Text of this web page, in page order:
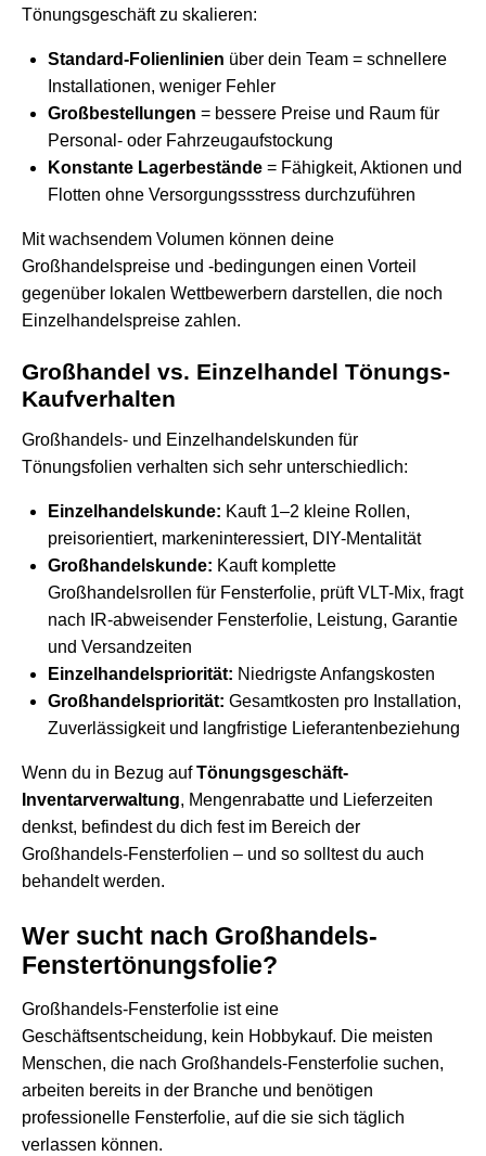
Tönungsgeschäft zu skalieren:
Standard-Folienlinien über dein Team = schnellere
Installationen, weniger Fehler
Großbestellungen = bessere Preise und Raum für
Personal- oder Fahrzeugaufstockung
Konstante Lagerbestände = Fähigkeit, Aktionen und
Flotten ohne Versorgungssstress durchzuführen
Mit wachsendem Volumen können deine
Großhandelspreise und -bedingungen einen Vorteil
gegenüber lokalen Wettbewerbern darstellen, die noch
Einzelhandelspreise zahlen.
Großhandel vs. Einzelhandel Tönungs-
Kaufverhalten
Großhandels- und Einzelhandelskunden für
Tönungsfolien verhalten sich sehr unterschiedlich:
Einzelhandelskunde: Kauft 1–2 kleine Rollen,
preisorientiert, markeninteressiert, DIY-Mentalität
Großhandelskunde: Kauft komplette
Großhandelsrollen für Fensterfolie, prüft VLT-Mix, fragt
nach IR-abweisender Fensterfolie, Leistung, Garantie
und Versandzeiten
Einzelhandelspriorität: Niedrigste Anfangskosten
Großhandelspriorität: Gesamtkosten pro Installation,
Zuverlässigkeit und langfristige Lieferantenbeziehung
Wenn du in Bezug aufTönungsgeschäft-
Inventarverwaltung, Mengenrabatte und Lieferzeiten
denkst, befindest du dich fest im Bereich der
Großhandels-Fensterfolien – und so solltest du auch
behandelt werden.
Wer sucht nach Großhandels-
Fenstertönungsfolie?
Großhandels-Fensterfolie ist eine
Geschäftsentscheidung, kein Hobbykauf. Die meisten
Menschen, die nach Großhandels-Fensterfolie suchen,
arbeiten bereits in der Branche und benötigen
professionelle Fensterfolie, auf die sie sich täglich
verlassen können.